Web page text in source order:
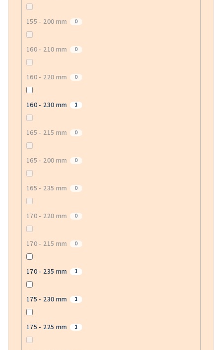
155 - 200 mm 0
160 - 210 mm 0
160 - 220 mm 0
160 - 230 mm 1
165 - 215 mm 0
165 - 200 mm 0
165 - 235 mm 0
170 - 220 mm 0
170 - 215 mm 0
170 - 235 mm 1
175 - 230 mm 1
175 - 225 mm 1